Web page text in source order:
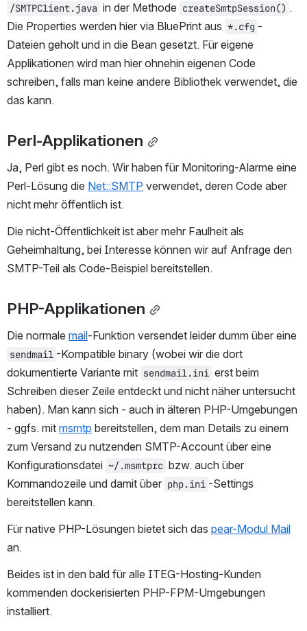
/SMTPClient.java in der Methode createSmtpSession() .
Die Properties werden hier via BluePrint aus *.cfg -
Dateien geholt und in die Bean gesetzt. Für eigene
Applikationen wird man hier ohnehin eigenen Code
schreiben, falls man keine andere Bibliothek verwendet, die
das kann.
Perl-Applikationen
Ja, Perl gibt es noch. Wir haben für Monitoring-Alarme eine
Perl-Lösung die Net::SMTP verwendet, deren Code aber
nicht mehr öffentlich ist.
Die nicht-Öffentlichkeit ist aber mehr Faulheit als
Geheimhaltung, bei Interesse können wir auf Anfrage den
SMTP-Teil als Code-Beispiel bereitstellen.
PHP-Applikationen
Die normale mail
sendmail -Kompatible binary (wobei wir die dort
dokumentierte Variante mit sendmail.ini erst beim
Schreiben dieser Zeile entdeckt und nicht näher untersucht
haben). Man kann sich - auch in älteren PHP-Umgebungen
- ggfs. mit msmtp bereitstellen, dem man Details zu einem
zum Versand zu nutzenden SMTP-Account über eine
Konfigurationsdatei ~/.msmtprc bzw. auch über
Kommandozeile und damit über php.ini -Settings
bereitstellen kann.
Für native PHP-Lösungen bietet sich das pear-Modul Mail
an.
Beides ist in den bald für alle ITEG-Hosting-Kunden
kommenden dockerisierten PHP-FPM-Umgebungen
installiert.